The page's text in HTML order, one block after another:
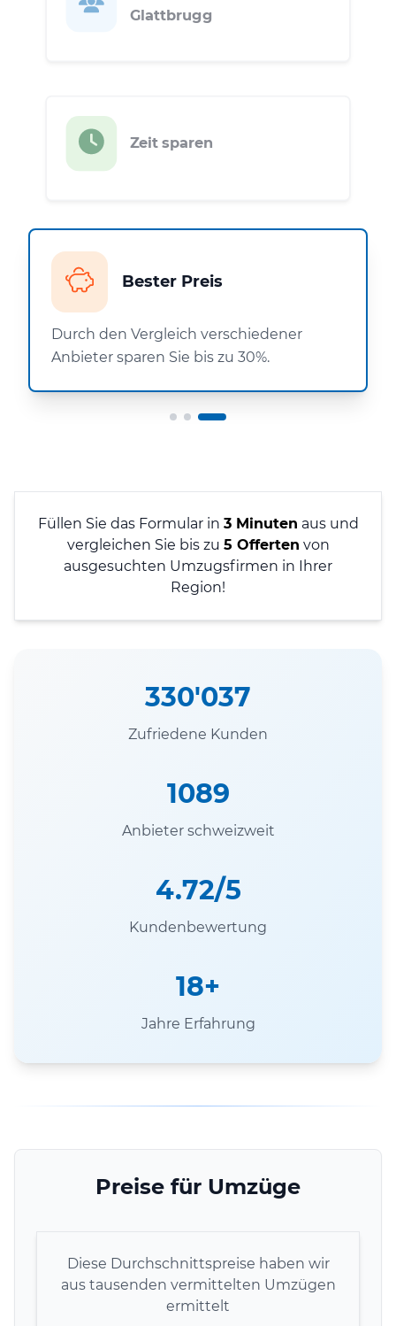
Glattbrugg
Zeit sparen
Bester Preis
Durch den Vergleich verschiedener
Anbieter sparen Sie bis zu 30%.
Füllen Sie das Formular in 3 Minuten aus und
vergleichen Sie bis zu 5 Offerten von
ausgesuchten Umzugsfirmen in Ihrer
Region!
330'037
Zufriedene Kunden
1089
Anbieter schweizweit
4.72/5
Kundenbewertung
18+
Jahre Erfahrung
Preise für Umzüge
Diese Durchschnittspreise haben wir
aus tausenden vermittelten Umzügen
ermittelt